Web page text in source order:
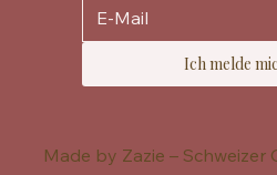
Ich melde
Made by Zazie – Schweizer